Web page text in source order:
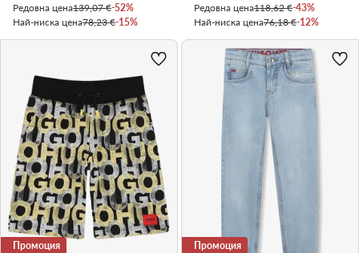
Редовна цена139,07 €-52%
Най-ниска цена78,23 €-15%
Редовна цена118,62 €-43%
Най-ниска цена76,18 €-12%
Промоция Промоция